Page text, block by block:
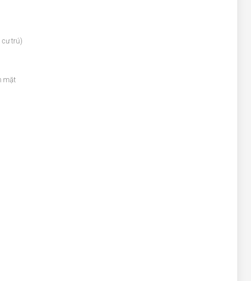
cư trú)
mặt